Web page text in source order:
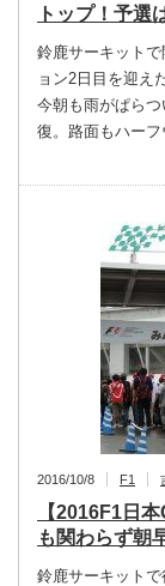
トップ！予選
鈴鹿サーキット
ョン2日目を迎え
今朝も雨がぱら
復。路面もハー
2016/10/8 F1
【2016F1日
も関わらず朝
鈴鹿サーキット